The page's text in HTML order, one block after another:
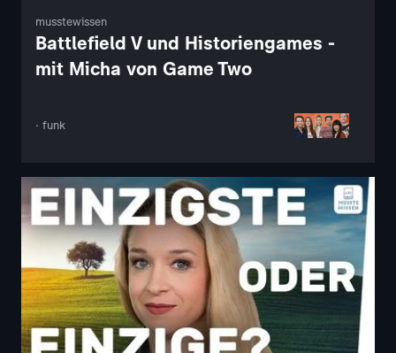
musstewissen
Battlefield V und Historiengames -
mit Micha von Game Two
· funk